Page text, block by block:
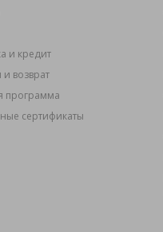
и кредит
и возврат
программа
сертификаты